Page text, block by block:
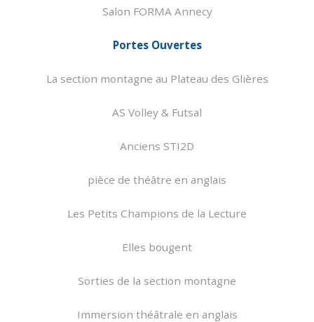
Salon FORMA Annecy
Portes Ouvertes
La section montagne au Plateau des Glières
AS Volley & Futsal
Anciens STI2D
pièce de théâtre en anglais
Les Petits Champions de la Lecture
Elles bougent
Sorties de la section montagne
Immersion théâtrale en anglais